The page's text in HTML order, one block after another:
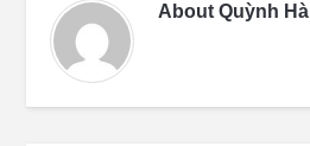
About Quỳnh Hà